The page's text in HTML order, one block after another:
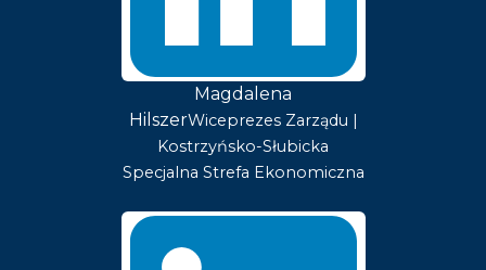
Magdalena
HilszerWiceprezes Zarządu |
Kostrzyńsko-Słubicka
Specjalna Strefa Ekonomiczna